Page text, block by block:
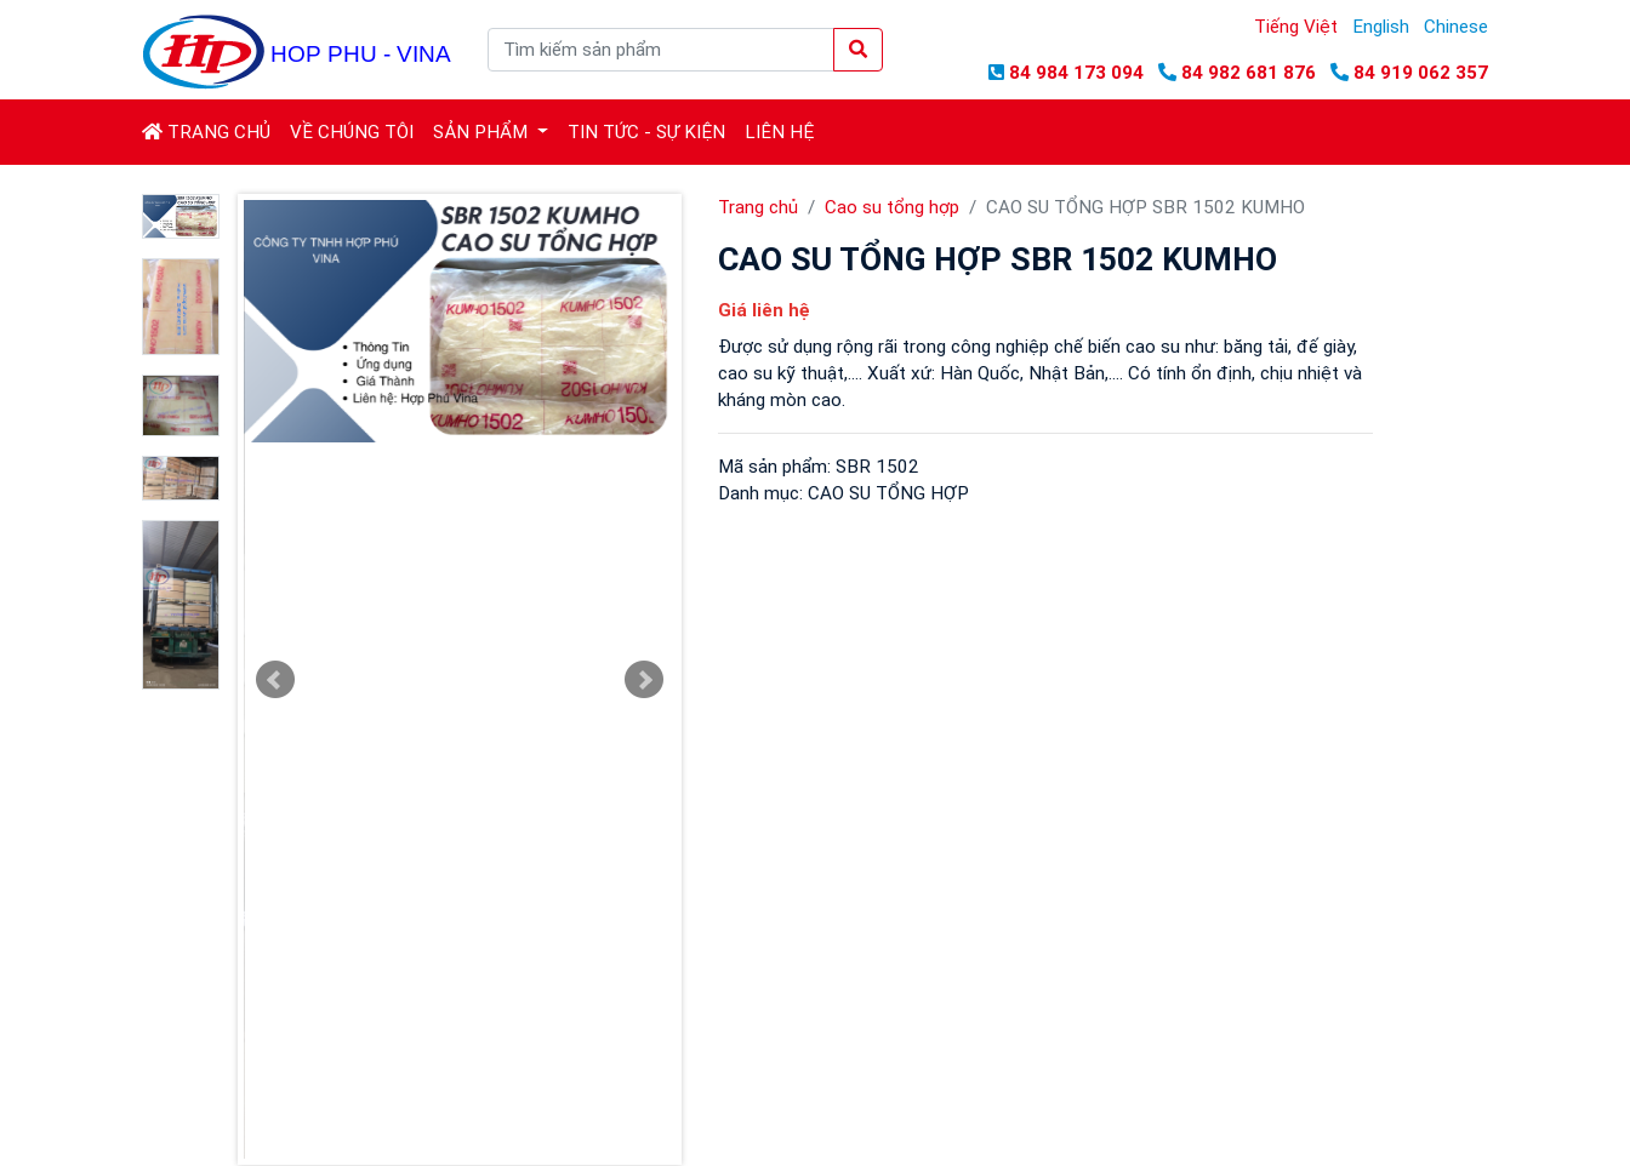
Tiếng Việt English Chinese
84 984 173 094 84 982 681 876 84 919 062 357
TRANG CHỦ(CURRENT)
VỀ CHÚNG TÔI SẢN PHẨM TIN TỨC - SỰ KIỆN LIÊN HỆ
Trang chủ Cao su tổng hợp CAO SU TỔNG HỢP SBR 1502 KUMHO
CAO SU TỔNG HỢP SBR 1502 KUMHO
Giá liên hệ
Được sử dụng rộng rãi trong công nghiệp chế biến cao su như: băng tải, đế giày,
cao su kỹ thuật,.... Xuất xứ: Hàn Quốc, Nhật Bản,.... Có tính ổn định, chịu nhiệt và
kháng mòn cao.
Mã sản phẩm: SBR 1502
Danh mục: CAO SU TỔNG HỢP